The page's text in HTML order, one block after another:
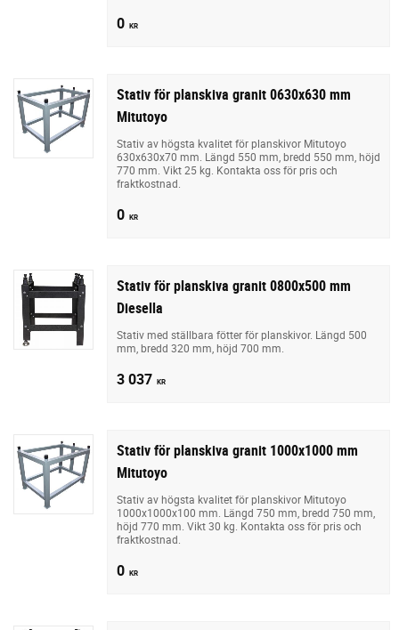
0 KR
Stativ för planskiva granit 0630x630 mm
Mitutoyo
Stativ av högsta kvalitet för planskivor Mitutoyo
630x630x70 mm. Längd 550 mm, bredd 550 mm, höjd
770 mm. Vikt 25 kg. Kontakta oss för pris och
fraktkostnad.
0 KR
Stativ för planskiva granit 0800x500 mm
Diesella
Stativ med ställbara fötter för planskivor. Längd 500
mm, bredd 320 mm, höjd 700 mm.
3 037 KR
Stativ för planskiva granit 1000x1000 mm
Mitutoyo
Stativ av högsta kvalitet för planskivor Mitutoyo
1000x1000x100 mm. Längd 750 mm, bredd 750 mm,
höjd 770 mm. Vikt 30 kg. Kontakta oss för pris och
fraktkostnad.
0 KR